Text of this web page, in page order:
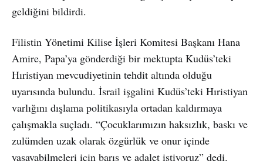
geldiğini bildirdi.
Filistin Yönetimi Kilise İşleri Komitesi Başkanı Hana
Amire, Papa’ya gönderdiği bir mektupta Kudüs’teki
Hıristiyan mevcudiyetinin tehdit altında olduğu
uyarısında bulundu. İsrail işgalini Kudüs’teki Hıristiyan
varlığını dışlama politikasıyla ortadan kaldırmaya
çalışmakla suçladı. “Çocuklarımızın haksızlık, baskı ve
zulümden uzak olarak özgürlük ve onur içinde
yaşayabilmeleri için barış ve adalet istiyoruz” dedi.